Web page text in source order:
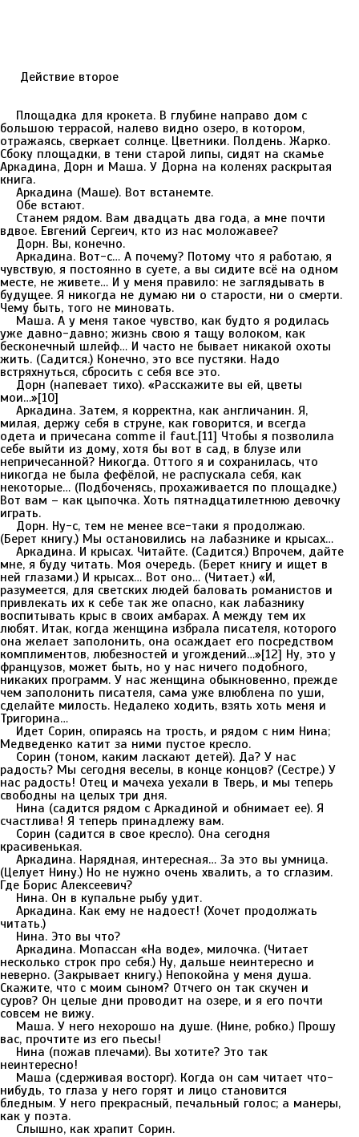
Действие второе
Площадка для крокета. В глубине направо дом с
большою террасой, налево видно озеро, в котором,
отражаясь, сверкает солнце. Цветники. Полдень. Жарко.
Сбоку площадки, в тени старой липы, сидят на скамье
Аркадина, Дорн и Маша. У Дорна на коленях раскрытая
книга.
Аркадина (Маше). Вот встанемте.
Обе встают.
Станем рядом. Вам двадцать два года, а мне почти
вдвое. Евгений Сергеич, кто из нас моложавее?
Дорн. Вы, конечно.
Аркадина. Вот-с… А почему? Потому что я работаю, я
чувствую, я постоянно в суете, а вы сидите всё на одном
месте, не живете… И у меня правило: не заглядывать в
будущее. Я никогда не думаю ни о старости, ни о смерти.
Чему быть, того не миновать.
Маша. А у меня такое чувство, как будто я родилась
уже давно-давно; жизнь свою я тащу волоком, как
бесконечный шлейф… И часто не бывает никакой охоты
жить. (Садится.) Конечно, это все пустяки. Надо
встряхнуться, сбросить с себя все это.
Дорн (напевает тихо). «Расскажите вы ей, цветы
мои…»[10]
Аркадина. Затем, я корректна, как англичанин. Я,
милая, держу себя в струне, как говорится, и всегда
одета и причесана comme il faut.[11] Чтобы я позволила
себе выйти из дому, хотя бы вот в сад, в блузе или
непричесанной? Никогда. Оттого я и сохранилась, что
никогда не была фефёлой, не распускала себя, как
некоторые… (Подбоченясь, прохаживается по площадке.)
Вот вам – как цыпочка. Хоть пятнадцатилетнюю девочку
играть.
Дорн. Ну-с, тем не менее все-таки я продолжаю.
(Берет книгу.) Мы остановились на лабазнике и крысах…
Аркадина. И крысах. Читайте. (Садится.) Впрочем, дайте
мне, я буду читать. Моя очередь. (Берет книгу и ищет в
ней глазами.) И крысах… Вот оно… (Читает.) «И,
разумеется, для светских людей баловать романистов и
привлекать их к себе так же опасно, как лабазнику
воспитывать крыс в своих амбарах. А между тем их
любят. Итак, когда женщина избрала писателя, которого
она желает заполонить, она осаждает его посредством
комплиментов, любезностей и угождений…»[12] Ну, это у
французов, может быть, но у нас ничего подобного,
никаких программ. У нас женщина обыкновенно, прежде
чем заполонить писателя, сама уже влюблена по уши,
сделайте милость. Недалеко ходить, взять хоть меня и
Тригорина…
Идет Сорин, опираясь на трость, и рядом с ним Нина;
Медведенко катит за ними пустое кресло.
Сорин (тоном, каким ласкают детей). Да? У нас
радость? Мы сегодня веселы, в конце концов? (Сестре.) У
нас радость! Отец и мачеха уехали в Тверь, и мы теперь
свободны на целых три дня.
Нина (садится рядом с Аркадиной и обнимает ее). Я
счастлива! Я теперь принадлежу вам.
Сорин (садится в свое кресло). Она сегодня
красивенькая.
Аркадина. Нарядная, интересная… За это вы умница.
(Целует Нину.) Но не нужно очень хвалить, а то сглазим.
Где Борис Алексеевич?
Нина. Он в купальне рыбу удит.
Аркадина. Как ему не надоест! (Хочет продолжать
читать.)
Нина. Это вы что?
Аркадина. Мопассан «На воде», милочка. (Читает
несколько строк про себя.) Ну, дальше неинтересно и
неверно. (Закрывает книгу.) Непокойна у меня душа.
Скажите, что с моим сыном? Отчего он так скучен и
суров? Он целые дни проводит на озере, и я его почти
совсем не вижу.
Маша. У него нехорошо на душе. (Нине, робко.) Прошу
вас, прочтите из его пьесы!
Нина (пожав плечами). Вы хотите? Это так
неинтересно!
Маша (сдерживая восторг). Когда он сам читает что-
нибудь, то глаза у него горят и лицо становится
бледным. У него прекрасный, печальный голос; а манеры,
как у поэта.
Слышно, как храпит Сорин.